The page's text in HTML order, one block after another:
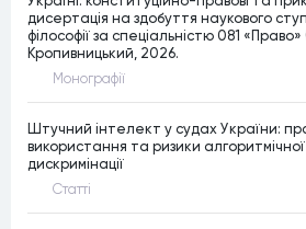
дисертація на здобуття наукового
філософії за спеціальністю 081
Кропивницький, 2026.
Монографiї
Штучний інтелект у судах України:
використання та ризики
дискримінації
Статтi